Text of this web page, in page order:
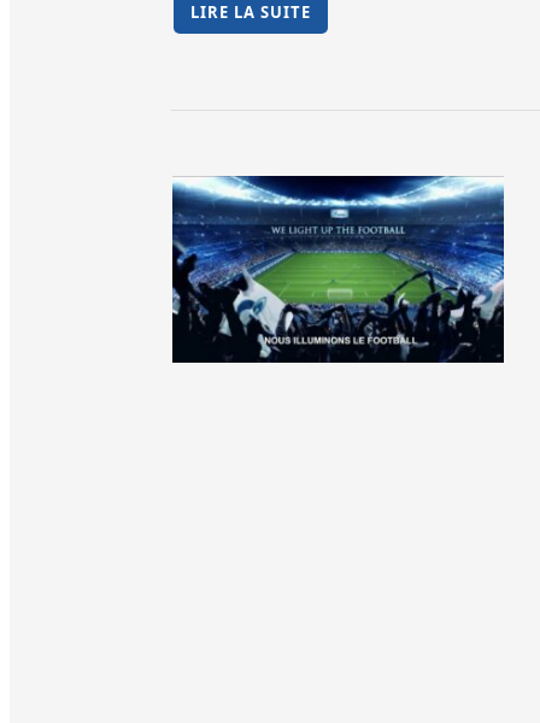
LIRE LA SUITE